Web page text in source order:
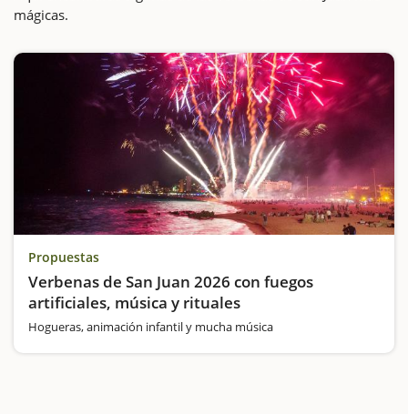
mágicas.
Propuestas
Verbenas de San Juan 2026 con fuegos
artificiales, música y rituales
Hogueras, animación infantil y mucha música